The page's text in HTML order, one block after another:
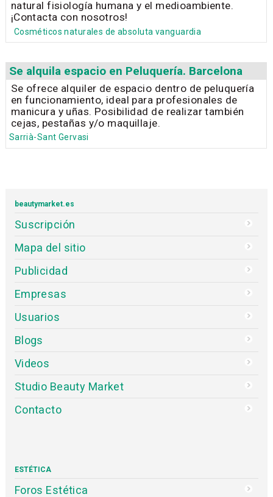
natural fisiología humana y el medioambiente.
¡Contacta con nosotros!
Cosméticos naturales de absoluta vanguardia
Se alquila espacio en Peluquería. Barcelona
Se ofrece alquiler de espacio dentro de peluquería
en funcionamiento, ideal para profesionales de
manicura y uñas. Posibilidad de realizar también
cejas, pestañas y/o maquillaje.
Sarrià-Sant Gervasi
beautymarket.es
Suscripción
Mapa del sitio
Publicidad
Empresas
Usuarios
Blogs
Videos
Studio Beauty Market
Contacto
ESTÉTICA
Foros Estética